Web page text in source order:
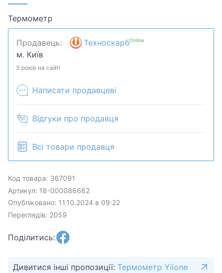
Термометр
Продавець: ТехноскарбOnline
м. Київ
5 років на сайті
Написати продавцеві
Відгуки про продавця
Всі товари продавця
Код товара: 367091
Артикул: 18-000086662
Опубліковано: 11.10.2024 в 09:22
Переглядів: 2059
Поділитись:
Дивитися інші пропозиції: Термометр Yiione